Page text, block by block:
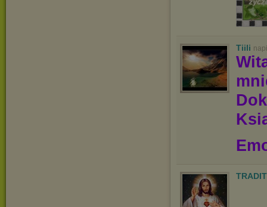
Tiili